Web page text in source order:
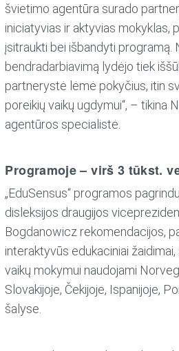
švietimo agentūra surado
iniciatyvias ir aktyvias mokyklas,
įsitraukti bei išbandyti programą.
bendradarbiavimą lydėjo tiek
partnerystė lėmė pokyčius, itin
poreikių vaikų ugdymui“, – tikina
agentūros specialistė.
Programoje – virš 3 tūkst.
„EduSensus“ programos
disleksijos draugijos
Bogdanowicz rekomendacijos,
interaktyvūs edukaciniai
vaikų mokymui naudojami
Slovakijoje, Čekijoje, Ispanijoje,
šalyse.